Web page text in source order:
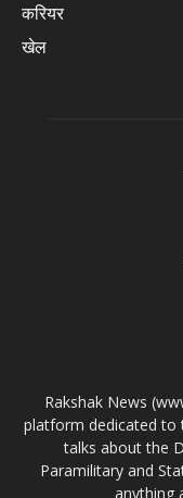
करियर
खेल
Rakshak News
platform dedicated to
talks about the
Paramilitary and
anything